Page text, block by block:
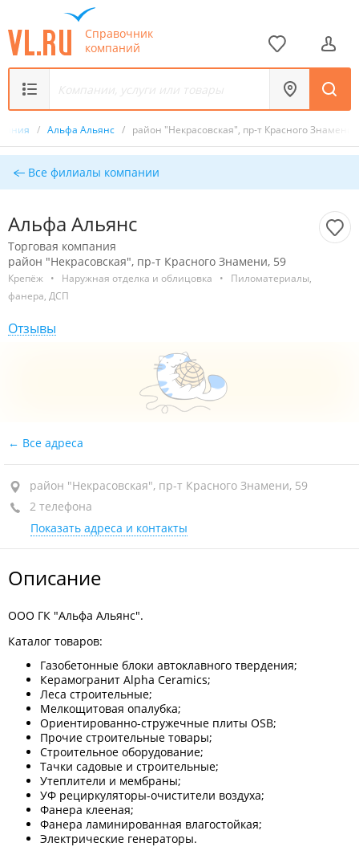
Справочник
компаний
/ Альфа Альянс / район "Некрасовская", пр-т Красного Знамени,
Все филиалы компании
Альфа Альянс
Торговая компания
район "Некрасовская", пр-т Красного Знамени, 59
Крепёж • Наружная отделка и облицовка •
Пиломатериалы,
фанера, ДСП
Отзывы
Все адреса
район "Некрасовская", пр-т Красного Знамени, 59
2 телефона
Показать адреса и контакты
Описание
ООО ГК "Альфа Альянс".
Каталог товаров:
Газобетонные блоки автоклавного твердения;
Керамогранит Alpha Ceramics;
Леса строительные;
Мелкощитовая опалубка;
Ориентированно-стружечные плиты OSB;
Прочие строительные товары;
Строительное оборудование;
Тачки садовые и строительные;
Утеплители и мембраны;
УФ рециркуляторы-очистители воздуха;
Фанера клееная;
Фанера ламинированная влагостойкая;
Электрические генераторы.